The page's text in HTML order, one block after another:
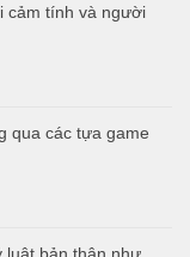
cảm tính và người
qua các tựa game